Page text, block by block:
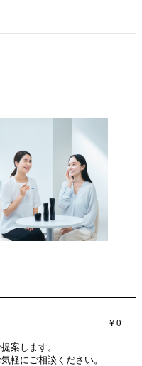
￥0
案します。
軽にご相談ください。